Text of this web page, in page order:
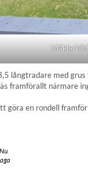
långtradare med
framförallt närmare
göra en rondell